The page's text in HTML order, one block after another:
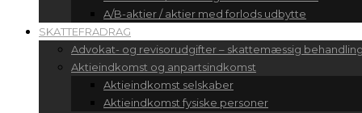
A/B-aktier / aktier med forlods udbytte
SKATTEFRADRAG
Advokat- og revisorudgifter – skattemæssig
Aktieindkomst og anpartsindkomst
Aktieindkomst selskaber
Aktieindkomst fysiske personer